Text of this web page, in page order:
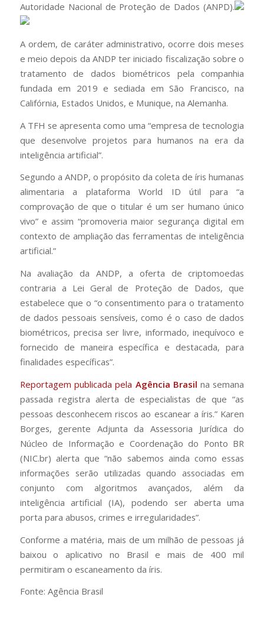
Autoridade Nacional de Proteção de Dados (ANPD).
A ordem, de caráter administrativo, ocorre dois meses
e meio depois da ANDP ter iniciado fiscalização sobre o
tratamento de dados biométricos pela companhia
fundada em 2019 e sediada em São Francisco, na
Califórnia, Estados Unidos, e Munique, na Alemanha.
A TFH se apresenta como uma “empresa de tecnologia
que desenvolve projetos para humanos na era da
inteligência artificial”.
Segundo a ANDP, o propósito da coleta de íris humanas
alimentaria a plataforma World ID útil para “a
comprovação de que o titular é um ser humano único
vivo” e assim “promoveria maior segurança digital em
contexto de ampliação das ferramentas de inteligência
artificial.”
Na avaliação da ANDP, a oferta de criptomoedas
contraria a Lei Geral de Proteção de Dados, que
estabelece que o “o consentimento para o tratamento
de dados pessoais sensíveis, como é o caso de dados
biométricos, precisa ser livre, informado, inequívoco e
fornecido de maneira específica e destacada, para
finalidades específicas”.
Reportagem publicada pela Agência Brasil na semana
passada registra alerta de especialistas de que “as
pessoas desconhecem riscos ao escanear a íris.” Karen
Borges, gerente Adjunta da Assessoria Jurídica do
Núcleo de Informação e Coordenação do Ponto BR
(NIC.br) alerta que “não sabemos ainda como essas
informações serão utilizadas quando associadas em
conjunto com algoritmos avançados, além da
inteligência artificial (IA), podendo ser aberta uma
porta para abusos, crimes e irregularidades”.
Conforme a matéria, mais de um milhão de pessoas já
baixou o aplicativo no Brasil e mais de 400 mil
permitiram o escaneamento da íris.
Fonte: Agência Brasil